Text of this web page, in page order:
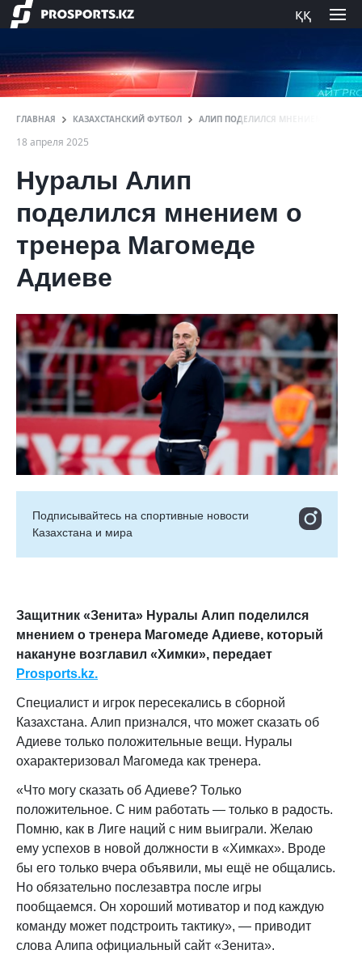
ққ
ГЛАВНАЯ КАЗАХСТАНСКИЙ ФУТБОЛ АЛИП ПОДЕЛИЛСЯ МНЕНИЕМ ОБ
18 апреля 2025
Нуралы Алип
поделился мнением о
тренера Магомеде
Адиеве
Подписывайтесь на cпортивные новости
Казахстана и мира
Защитник «Зенита» Нуралы Алип поделился
мнением о тренера Магомеде Адиеве, который
накануне возглавил «Химки», передает
Prosports.kz.
Специалист и игрок пересекались в сборной
Казахстана. Алип признался, что может сказать об
Адиеве только положительные вещи. Нуралы
охарактеризовал Магомеда как тренера.
«Что могу сказать об Адиеве? Только
положительное. С ним работать — только в радость.
Помню, как в Лиге наций с ним выиграли. Желаю
ему успехов в новой должности в «Химках». Вроде
бы его только вчера объявили, мы ещё не общались.
Но обязательно послезавтра после игры
пообщаемся. Он хороший мотиватор и под каждую
команду может подстроить тактику», — приводит
слова Алипа официальный сайт «Зенита».